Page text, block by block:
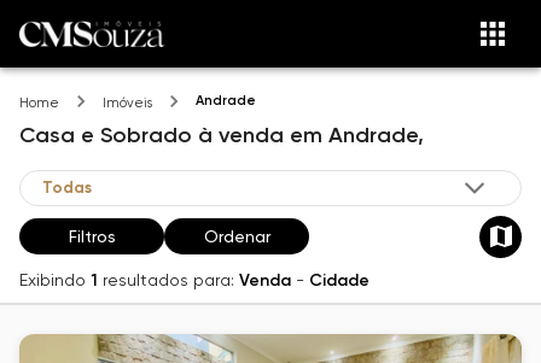
Home Imóveis Andrade
Casa e Sobrado à venda em Andrade,
Filtros Ordenar
Exibindo 1 resultados para: Venda - Cidade